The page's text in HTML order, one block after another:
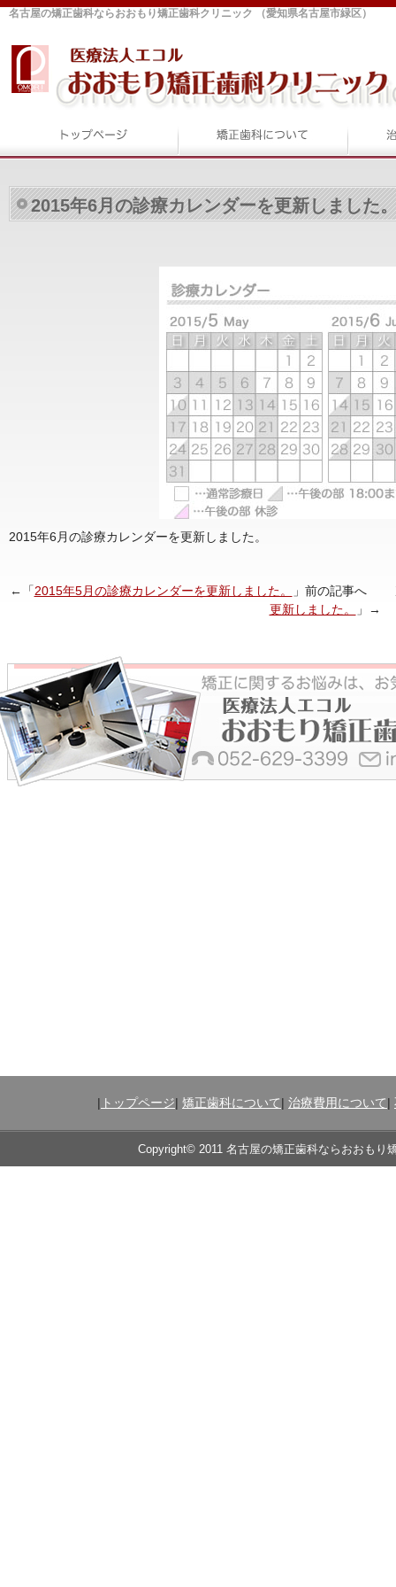
名古屋の矯正歯科ならおおもり矯正歯科クリニック （愛知県名古屋市緑区）
2015年6月の診療カレンダーを更新しました
2015年6月の診療カレンダーを更新しました。
←「2015年5月の診療カレンダーを更新しました。
」前の記事へ
更新しました。
」→
| トップページ| 矯正歯科について| 治療費用について|
Copyright© 2011 名古屋の矯正歯科ならおおもり